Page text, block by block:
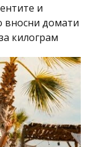
и
вносни домати
килограм